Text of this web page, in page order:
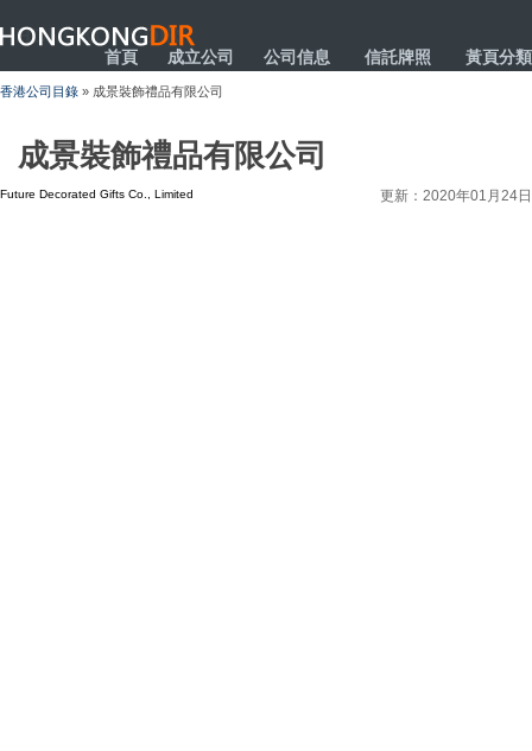
HONGKONGDIR
首頁 成立公司 公司信息 信託牌照 黃頁分類
香港公司目錄 » 成景裝飾禮品有限公司
成景裝飾禮品有限公司
Future Decorated Gifts Co., Limited 更新：2020年01月24日